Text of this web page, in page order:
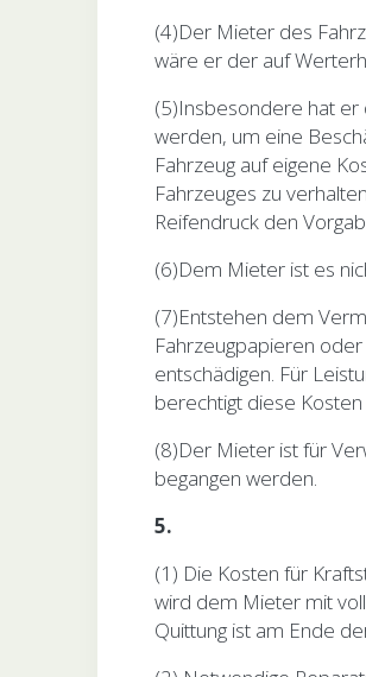
(4)Der Mieter des
wäre er der auf
(5)Insbesondere hat er
werden, um eine
Fahrzeug auf eigene
Fahrzeuges zu
Reifendruck den
(6)Dem Mieter ist es
(7)Entstehen dem
Fahrzeugpapieren
entschädigen. Für
berechtigt diese
(8)Der Mieter ist für
begangen werden.
5.
(1) Die Kosten für
wird dem Mieter mit
Quittung ist am Ende